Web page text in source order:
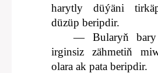
harytly düýäni
düzüp beripdir.
— Bularyň
irginsiz zähmetiň
olara ak pata beripdir.